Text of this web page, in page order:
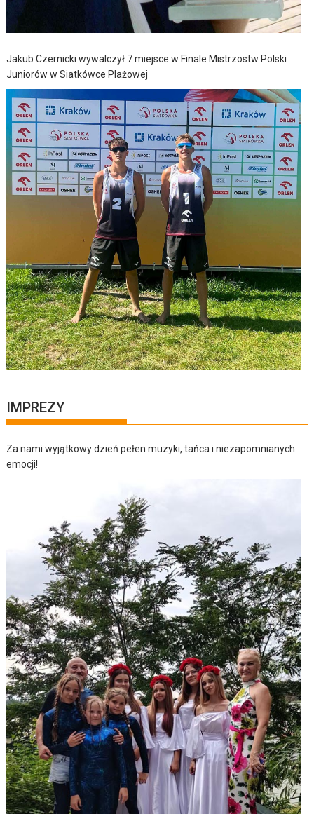
Jakub Czernicki wywalczył 7 miejsce w Finale Mistrzostw Polski
Juniorów w Siatkówce Plażowej
IMPREZY
Za nami wyjątkowy dzień pełen muzyki, tańca i niezapomnianych
emocji!